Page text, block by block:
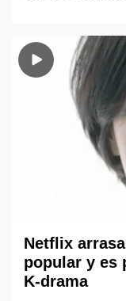
Netflix
popular y es
K-drama